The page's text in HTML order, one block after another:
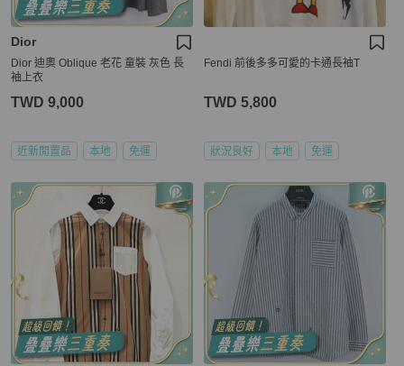
Dior
Dior 迪奧 Oblique 老花 童裝 灰色 長
袖上衣
TWD 9,000
近新閒置品 本地 免運
Fendi 前後多多可愛的卡通長袖T
TWD 5,800
狀況良好 本地 免運